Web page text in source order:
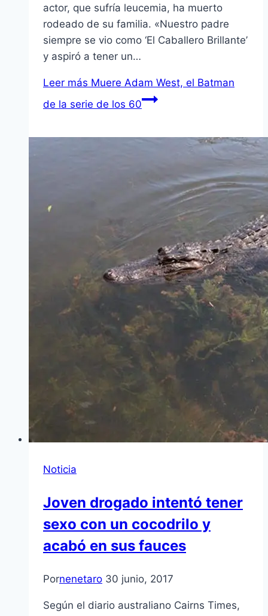
actor, que sufría leucemia, ha muerto
rodeado de su familia. «Nuestro padre
siempre se vio como ‘El Caballero Brillante’
y aspiró a tener un…
Leer más Muere Adam West, el Batman
de la serie de los 60
Noticia
Joven drogado intentó tener
sexo con un cocodrilo y
acabó en sus fauces
Pornenetaro 30 junio, 2017
Según el diario australiano Cairns Times,